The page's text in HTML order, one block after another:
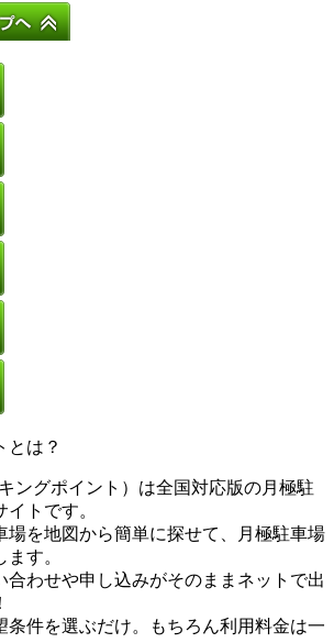
とは？
ングポイント）は全国対応版の月極駐
トです。
場を地図から簡単に探せて、月極駐車場
す。
合わせや申し込みがそのままネットで出
条件を選ぶだけ。もちろん利用料金は一